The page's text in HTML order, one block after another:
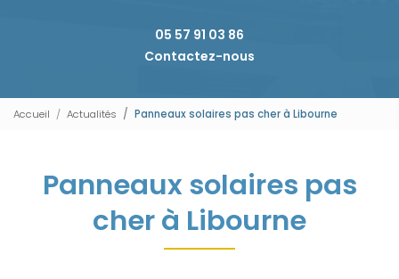
05 57 91 03 86
Contactez-nous
Accueil Actualités Panneaux solaires pas cher à Libourne
Panneaux solaires pas
cher à Libourne